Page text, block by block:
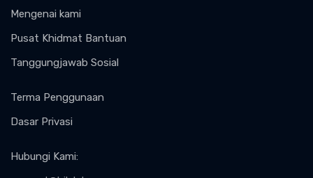
Mengenai kami
Pusat Khidmat Bantuan
Tanggungjawab Sosial
Terma Penggunaan
Dasar Privasi
Hubungi Kami: